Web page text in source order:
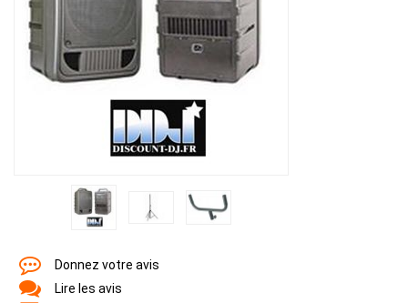
Donnez votre avis
Lire les avis